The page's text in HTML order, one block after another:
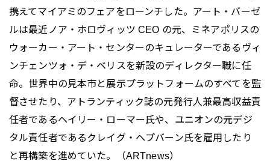
携えてマイアミのフェアをローンチした。アート・バーゼ
ルは最近ノア・ホロヴィッツ CEO の元、ミネアポリスの
ウォーカー・アート・センターのキュレーターであるヴィ
ンチェンツォ・デ・ベリスを新設のディレクター職に任
命。世界中の見本市と展示プラットフォームのすべてを監
督させたり、アトランティック誌の元発行人兼最高収益責
任者であるヘイリー・ローマー氏や、ユニオンの元デジ
タル責任者であるクレイグ・ヘプバーン氏を雇用したり
と再構築を進めていた。（ARTnews）